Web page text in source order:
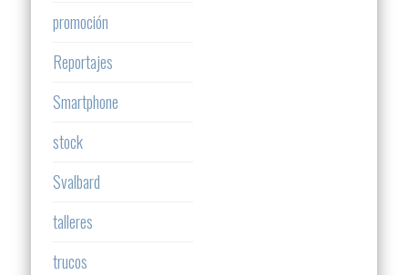
promoción
Reportajes
Smartphone
stock
Svalbard
talleres
trucos